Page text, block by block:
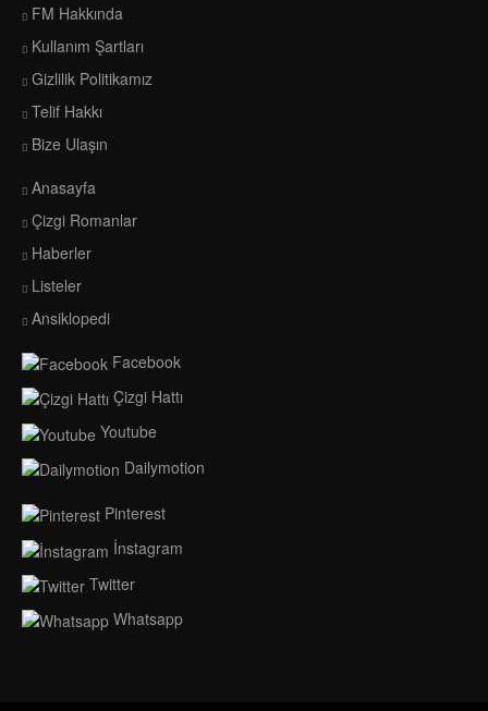
FM Hakkında
Kullanım Şartları
Gizlilik Politikamız
Telif Hakkı
Bize Ulaşın
Anasayfa
Çizgi Romanlar
Haberler
Listeler
Ansiklopedi
Facebook
Çizgi Hattı
Youtube
Dailymotion
Pinterest
İnstagram
Twitter
Whatsapp